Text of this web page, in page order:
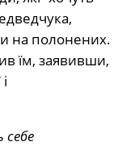
на полонених.
їм, заявивши,
себе